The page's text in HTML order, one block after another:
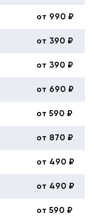
от 990 ₽
от 390 ₽
от 390 ₽
от 690 ₽
от 590 ₽
от 870 ₽
от 490 ₽
от 490 ₽
от 590 ₽